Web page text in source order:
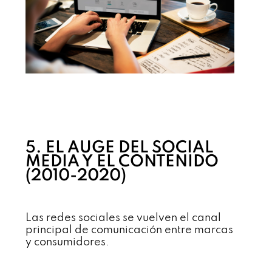
5. EL AUGE DEL SOCIAL
MEDIA Y EL CONTENIDO
(2010-2020)
Las redes sociales se vuelven el canal
principal de comunicación entre marcas
y consumidores.